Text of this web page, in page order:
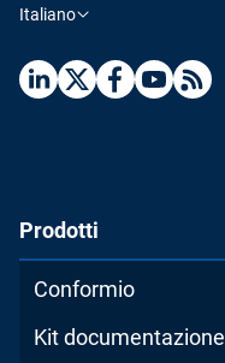
Italiano
Prodotti
Conformio
Kit documentazione